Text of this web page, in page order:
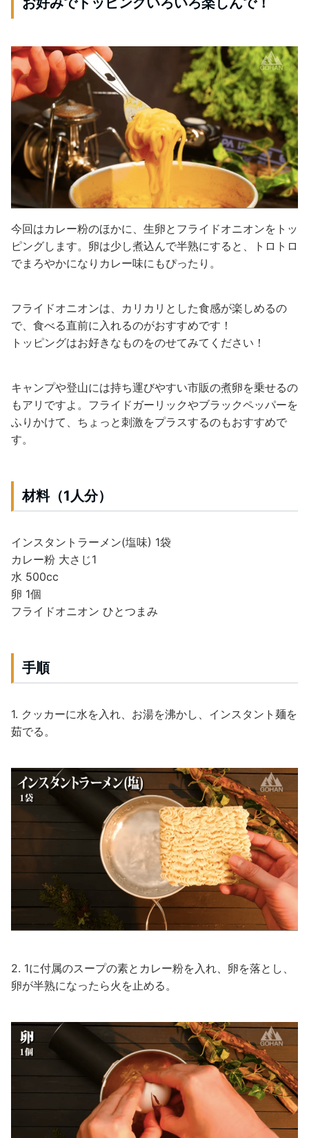
今回はカレー粉のほかに、生卵とフライドオニオンをトッ
ピングします。卵は少し煮込んで半熟にすると、トロトロ
でまろやかになりカレー味にもぴったり。
フライドオニオンは、カリカリとした食感が楽しめるの
で、食べる直前に入れるのがおすすめです！
トッピングはお好きなものをのせてみてください！
キャンプや登山には持ち運びやすい市販の煮卵を乗せるの
もアリですよ。フライドガーリックやブラックペッパーを
ふりかけて、ちょっと刺激をプラスするのもおすすめで
す。
材料（1人分）
インスタントラーメン(塩味) 1袋
カレー粉 大さじ1
水 500cc
卵 1個
フライドオニオン ひとつまみ
手順
1. クッカーに水を入れ、お湯を沸かし、インスタント麺を
茹でる。
2. 1に付属のスープの素とカレー粉を入れ、卵を落とし、
卵が半熟になったら火を止める。